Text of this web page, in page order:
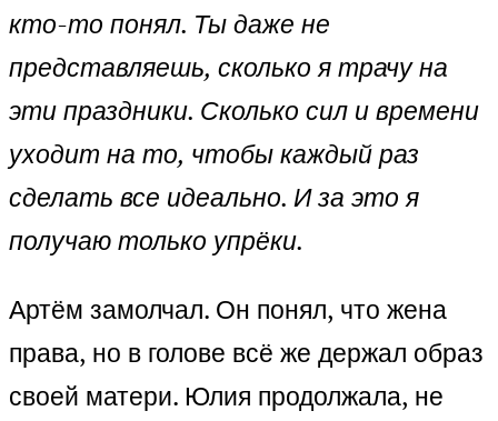
кто-то понял. Ты даже не
представляешь, сколько я трачу на
эти праздники. Сколько сил и времени
уходит на то, чтобы каждый раз
сделать все идеально. И за это я
получаю только упрёки.
Артём замолчал. Он понял, что жена
права, но в голове всё же держал образ
своей матери. Юлия продолжала, не